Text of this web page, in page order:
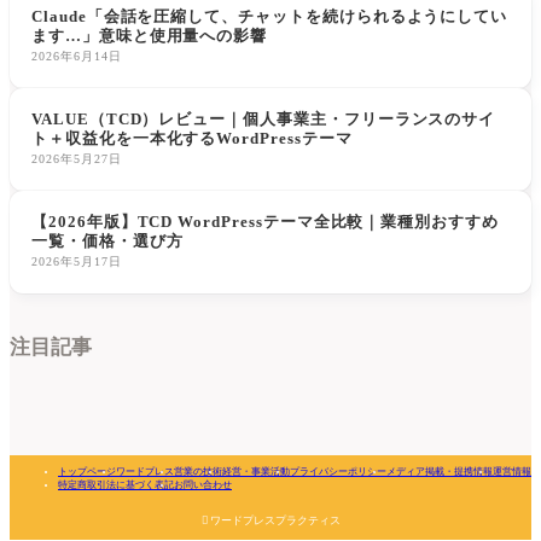
Claude「会話を圧縮して、チャットを続けられるようにしてい
ます…」意味と使用量への影響
2026年6月14日
VALUE（TCD）レビュー｜個人事業主・フリーランスのサイ
ト＋収益化を一本化するWordPressテーマ
2026年5月27日
【2026年版】TCD WordPressテーマ全比較｜業種別おすすめ
一覧・価格・選び方
2026年5月17日
注目記事
トップページワードプレス営業の技術経営・事業活動プライバシーポリシーメディア掲載・提携情報運営情報
特定商取引法に基づく表記お問い合わせ
 ワードプレスプラクティス